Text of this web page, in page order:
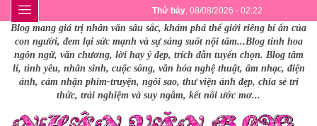
Thứ bảy, 08/08/2026 - 02:22
Blog mang giá trị nhân văn sâu sắc, khám phá thế giới riêng bí ẩn của
con người, đem lại sức mạnh và sự sáng suốt nội tâm...Blog tinh hoa
ngôn ngữ, văn chương, lời hay ý đẹp, trích dẫn tuyển chọn. Blog tâm
lí, tình yêu, nhân sinh, cuộc sống, văn hóa nghệ thuật, âm nhạc, điện
ảnh, cảm nhận phim-truyện, ngôi sao, thư viện ảnh đẹp, chia sẻ tri
thức, trải nghiệm và suy ngẫm, kết nối ước mơ...